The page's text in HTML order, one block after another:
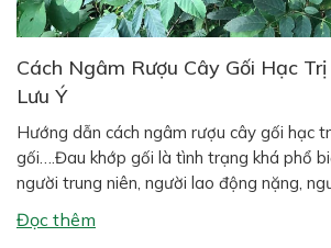
Cách Ngâm Rượu Cây Gối Hạc
Lưu Ý
Hướng dẫn cách ngâm rượu cây gối hạc
gối….Đau khớp gối là tình trạng khá phổ
người trung niên, người lao động nặng,
hoặc người có tiền sử thoái hóa xương
phương pháp hiện đại, nhiều người vẫn tin
Đọc thêm